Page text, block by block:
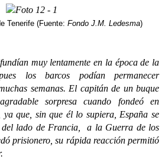
Tenerife (Fuente: Fondo J.M. Ledesma)
muy lentamente en la época de la
los barcos podían permanecer
semanas. El capitán de un buque
sorpresa cuando fondeó en
ya que, sin que él lo supiera, España se
del lado de Francia, a la Guerra de los
prisionero, su rápida reacción permitió